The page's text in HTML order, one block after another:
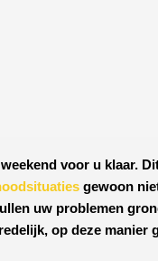
voor u klaar.
gewoon
uw problemen
op deze manier